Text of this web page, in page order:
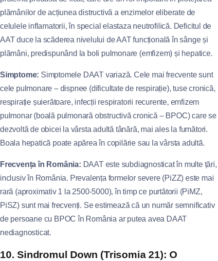
plămânilor de acțiunea distructivă a enzimelor eliberate de
celulele inflamatorii, în special elastaza neutrofilică. Deficitul de
AAT duce la scăderea nivelului de AAT funcțională în sânge și
plămâni, predispunând la boli pulmonare (emfizem) și hepatice.
Simptome: Simptomele DAAT variază. Cele mai frecvente sunt
cele pulmonare – dispnee (dificultate de respirație), tuse cronică,
respirație șuierătoare, infecții respiratorii recurente, emfizem
pulmonar (boală pulmonară obstructivă cronică – BPOC) care se
dezvoltă de obicei la vârsta adultă tânără, mai ales la fumători.
Boala hepatică poate apărea în copilărie sau la vârsta adultă.
Frecvența în România: DAAT este subdiagnosticat în multe țări,
inclusiv în România. Prevalența formelor severe (PiZZ) este mai
rară (aproximativ 1 la 2500-5000), în timp ce purtătorii (PiMZ,
PiSZ) sunt mai frecvenți. Se estimează că un număr semnificativ
de persoane cu BPOC în România ar putea avea DAAT
nediagnosticat.
10. Sindromul Down (Trisomia 21): O